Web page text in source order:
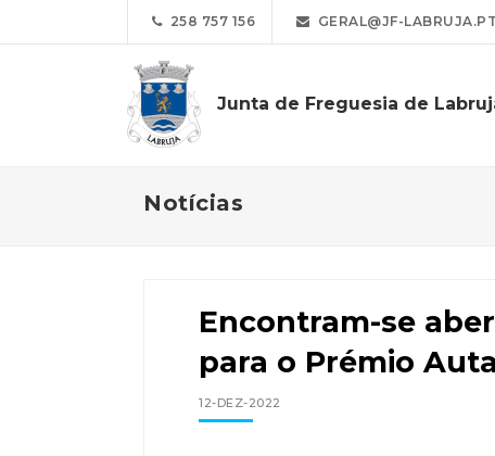
258 757 156 GERAL@JF-LABRUJA.PT
Junta de Freguesia de
Notícias
Encontram-se
para o Prémio
12-DEZ-2022